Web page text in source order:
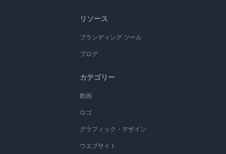
リソース
ブランディング ツール
ブログ
カテゴリー
動画
ロゴ
グラフィック・デザイン
ウエブサイト